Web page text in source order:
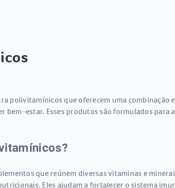
polivitamínicos que oferecem uma
bem-estar. Esses produtos são formulados
que reúnem diversas vitaminas e
Eles ajudam a fortalecer o sistema